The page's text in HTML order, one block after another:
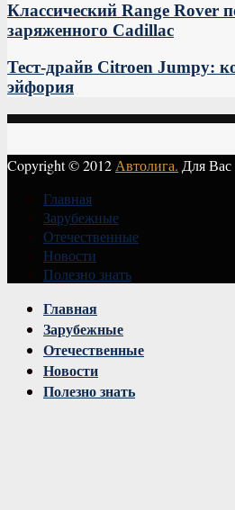
Классический Range Rover
заряженного Cadillac
Тест-драйв Citroen Jumpy:
эйфория
Copyright © 2012 Автолига. Для
Главная
Зарубежные
Отечественные
Новости
Полезно знать
Главная
Зарубежные
Отечественные
Новости
Полезно знать